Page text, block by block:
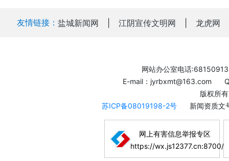
友情链接： 盐城新闻网 江阴宣传文明网 龙虎网
网站办公室电话:68150913
E-mail：jyrbxmt@163.com
版权所
苏ICP备08019198-2号
新闻资质
网上有害信息举报专区
https://wx.js12377.cn:8700/